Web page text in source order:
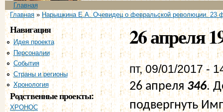
Главное меню
Главная
Вы здесь
Главная» Нарышкина Е.А. Очевидец о февральской революции. 23
Навигация
Идея проекта
Персоналии
События
Страны и регионы
Хронология
Родственные проекты:
ХРОНОС
26 апреля
пт, 09/01/2017 -
26 апреля346.
подвергнуть